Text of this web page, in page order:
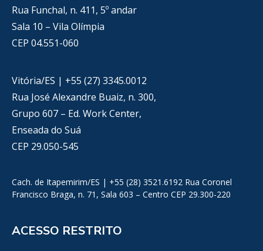
Rua Funchal, n. 411, 5º andar
Sala 10 – Vila Olímpia
CEP 04.551-060
Vitória/ES | +55 (27) 3345.0012
Rua José Alexandre Buaiz, n. 300,
Grupo 607 – Ed. Work Center,
Enseada do Suá
CEP 29.050-545
Cach. de Itapemirim/ES | +55 (28) 3521.6192 Rua Coronel
Francisco Braga, n. 71, Sala 603 – Centro CEP 29.300-220
ACESSO RESTRITO